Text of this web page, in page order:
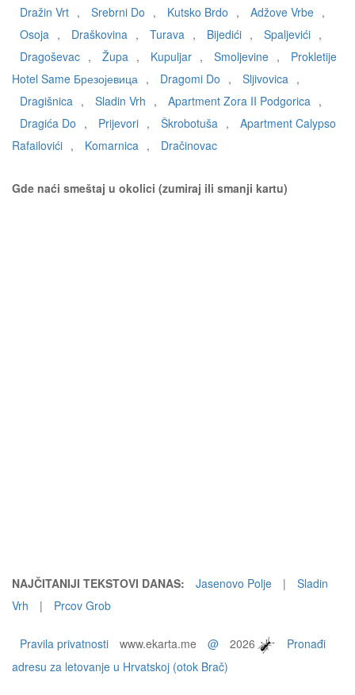
Dražin Vrt , Srebrni Do , Kutsko Brdo , Adžove Vrbe ,
Osoja , Draškovina , Turava , Bijedići , Spaljevići ,
Dragoševac , Župa , Kupuljar , Smoljevine ,
Prokletije
Hotel Same Брезојевица , Dragomi Do , Sljivovica ,
Dragišnica , Sladin Vrh , Apartment Zora II Podgorica ,
Dragića Do , Prijevori , Škrobotuša ,
Apartment Calypso
Rafailovići , Komarnica , Dračinovac
Gde naći smeštaj u okolici (zumiraj ili smanji kartu)
NAJČITANIJI TEKSTOVI DANAS: Jasenovo Polje |
Sladin
Vrh
| Prcov Grob
Pravila privatnosti www.ekarta.me @ 2026
Pronađi
adresu za letovanje u Hrvatskoj (otok Brač)